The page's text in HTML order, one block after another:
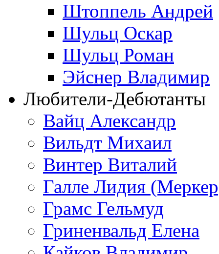
Штоппель Андрей
Шульц Оскар
Шульц Роман
Эйснер Владимир
Любители-Дебютанты
Вайц Александр
Вильдт Михаил
Винтер Виталий
Галле Лидия
Грамс Гельмуд
Гриненвальд Елена